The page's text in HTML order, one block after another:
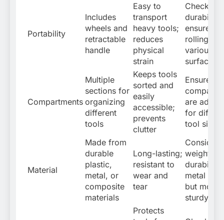
Portability
Includes
wheels and
retractable
handle
Easy to
transport
heavy tools;
reduces
physical
strain
Check
durability;
ensure
rolling
various
surfaces
Compartments
Multiple
sections for
organizing
different
tools
Keeps tools
sorted and
easily
accessible;
prevents
clutter
Ensure
are
for
tool sizes
Material
Made from
durable
plastic,
metal, or
composite
materials
Long-lasting;
resistant to
wear and
tear
Consider
weight vs.
durability;
metal is
but more
sturdy
Protects